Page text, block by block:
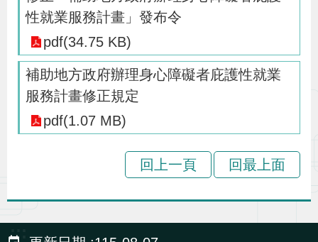
區
線
性就業服務計畫」發布令
pdf(34.75 KB)
補助地方政府辦理身心障礙者庇護性就業
服務計畫修正規定
pdf(1.07 MB)
回上一頁 回最上面
:::